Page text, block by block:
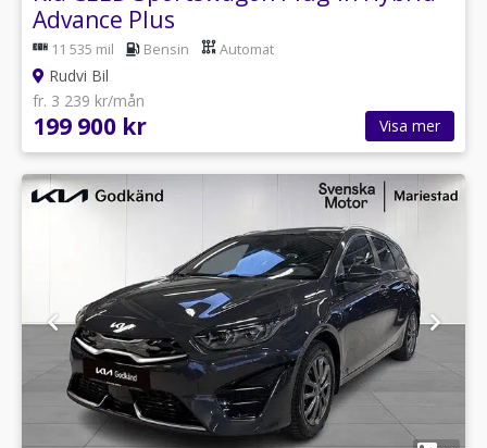
Advance Plus
11 535 mil Bensin Automat
Rudvi Bil
fr. 3 239 kr/mån
199 900 kr Visa mer